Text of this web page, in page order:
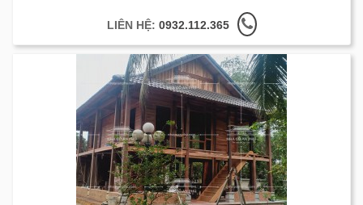
LIÊN HỆ: 0932.112.365